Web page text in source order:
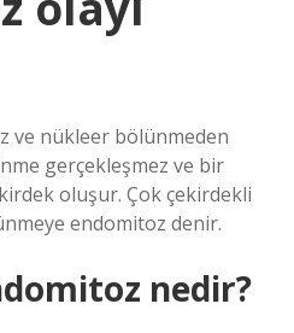
ve nükleer bölünmeden
gerçekleşmez ve bir
oluşur. Çok çekirdekli
endomitoz denir.
nedir?